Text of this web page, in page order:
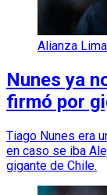
Alianza Lima
Nunes ya
firmó por
Tiago Nunes era
en caso se iba
gigante de Chile.